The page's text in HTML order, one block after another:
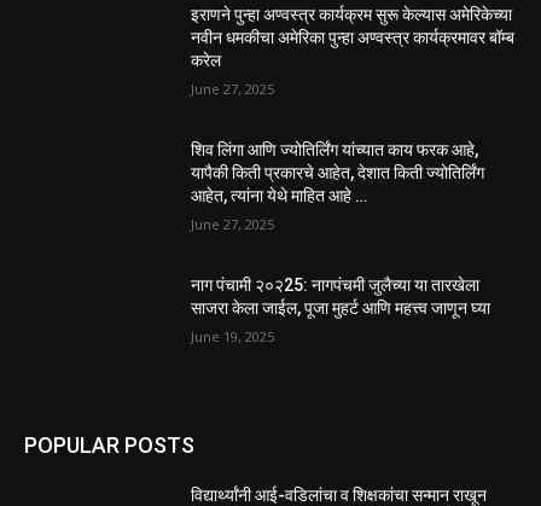
इराणने पुन्हा अण्वस्त्र कार्यक्रम सुरू केल्यास अमेरिकेच्या
नवीन धमकीचा अमेरिका पुन्हा अण्वस्त्र कार्यक्रमावर बॉम्ब
करेल
June 27, 2025
शिव लिंगा आणि ज्योतिर्लिंग यांच्यात काय फरक आहे,
यापैकी किती प्रकारचे आहेत, देशात किती ज्योतिर्लिंग
आहेत, त्यांना येथे माहित आहे …
June 27, 2025
नाग पंचामी २०२25: नागपंचमी जुलैच्या या तारखेला
साजरा केला जाईल, पूजा मुहर्ट आणि महत्त्व जाणून घ्या
June 19, 2025
POPULAR POSTS
विद्यार्थ्यांनी आई-वडिलांचा व शिक्षकांचा सन्मान राखून